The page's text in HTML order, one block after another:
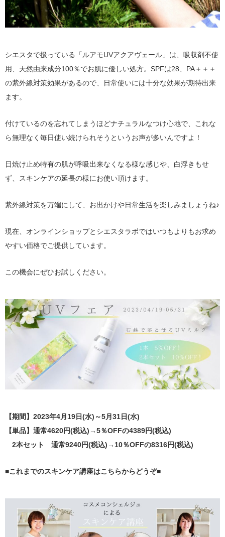
シエスタで扱っている「ルアモUVアクアヴェール」は、吸収剤不使
用、天然由来成分100％でお肌に優しい処方。SPFは28、PA＋＋＋
の紫外線対策効果があるので、日常使いには十分な効果が期待出来
ます。
付けているのを忘れてしまうほどナチュラルなつけ心地で、これな
ら無理なく毎日使い続けられそうというお声が多いんですよ！
日焼け止め特有の肌が呼吸出来なくなる様な感じや、白浮きもせ
ず、スキンケアの延長の様にお使い頂けます。
紫外線対策を万端にして、お出かけや日常生活を楽しみましょうね♪
現在、オンラインショップとシエスタラボではいつもよりもお求め
やすい価格でご提供しています。
この機会にぜひお試しください。
【期間】2023年4月19日(水)～5月31日(水)
【単品】通常4620円(税込)→5％OFFの4389円(税込)
2本セット 通常9240円(税込)→10％OFFの8316円(税込)
■これまでのスキンケア講座はこちらからどうぞ■